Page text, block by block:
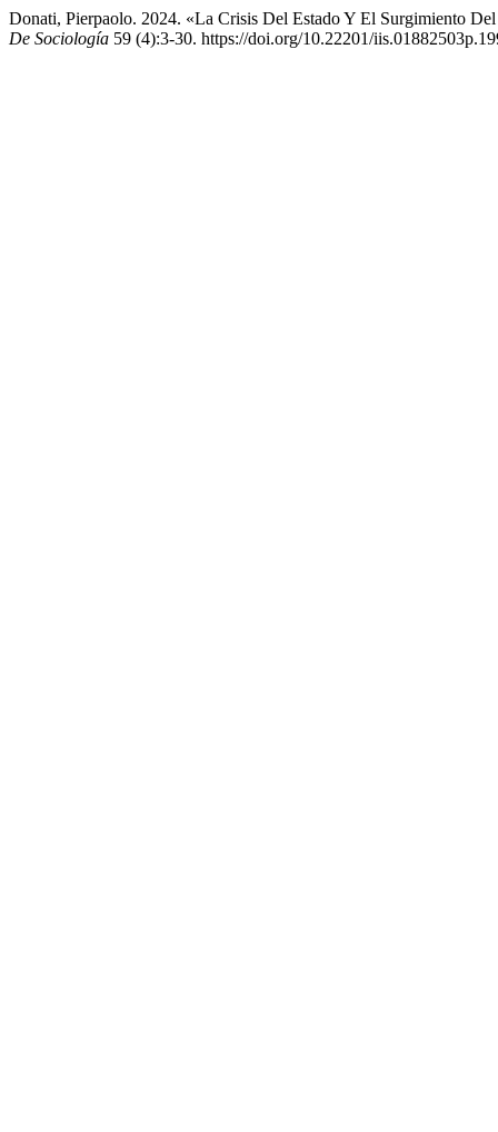
Donati, Pierpaolo. 2024. «La Crisis Del Estado Y El Surgimiento
De Sociología 59 (4):3-30. https://doi.org/10.22201/